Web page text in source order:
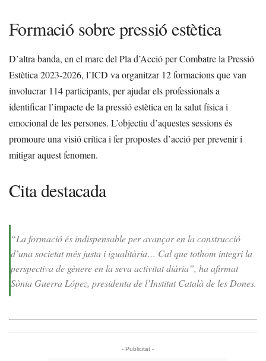
Formació sobre pressió estètica
D’altra banda, en el marc del Pla d’Acció per Combatre la Pressió
Estètica 2023-2026, l’ICD va organitzar 12 formacions que van
involucrar 114 participants, per ajudar els professionals a
identificar l’impacte de la pressió estètica en la salut física i
emocional de les persones. L’objectiu d’aquestes sessions és
promoure una visió crítica i fer propostes d’acció per prevenir i
mitigar aquest fenomen.
Cita destacada
“La formació és indispensable per avançar en la construcció
d’una societat més justa i igualitària… Cal que tothom integri la
perspectiva de gènere en la seva activitat diària”, ha afirmat
Sònia Guerra López, presidenta de l’Institut Català de les Dones.
- Publicitat -